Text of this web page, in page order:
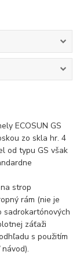
ECOSUN GS
zo skla hr. 4
od typu GS však
strop
rám (nie je
sadrokartónových
záťaži
s použitím